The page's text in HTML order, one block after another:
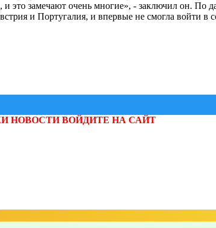
это замечают очень многие», - заключил он.
и Португалия, и впервые не смогла войти в
НОВОСТИ ВОЙДИТЕ НА САЙТ